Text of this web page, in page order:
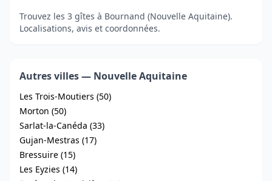
Trouvez les 3 gîtes à Bournand (Nouvelle Aquitaine).
Localisations, avis et coordonnées.
Autres villes — Nouvelle Aquitaine
Les Trois-Moutiers (50)
Morton (50)
Sarlat-la-Canéda (33)
Gujan-Mestras (17)
Bressuire (15)
Les Eyzies (14)